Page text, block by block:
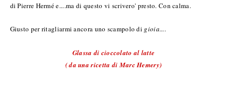
di Pierre Hermé e....ma di questo vi scrivero' presto. Con calma.
Giusto per ritagliarmi ancora uno scampolo di gioia....
Glassa di cioccolato al latte
( da una ricetta di Marc Hemery)